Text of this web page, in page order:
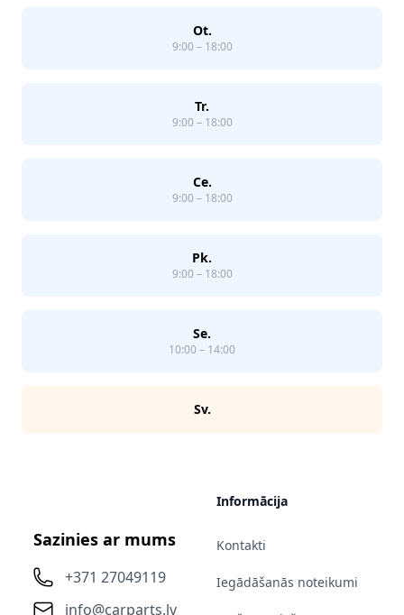
Ot.
9:00 – 18:00
Tr.
9:00 – 18:00
Ce.
9:00 – 18:00
Pk.
9:00 – 18:00
Se.
10:00 – 14:00
Sv.
Sazinies ar mums
+371 27049119
info@carparts.lv
Informācija
Kontakti
Iegādāšanās noteikumi